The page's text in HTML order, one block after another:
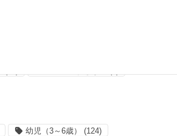
幼児（3～6歳） (124)